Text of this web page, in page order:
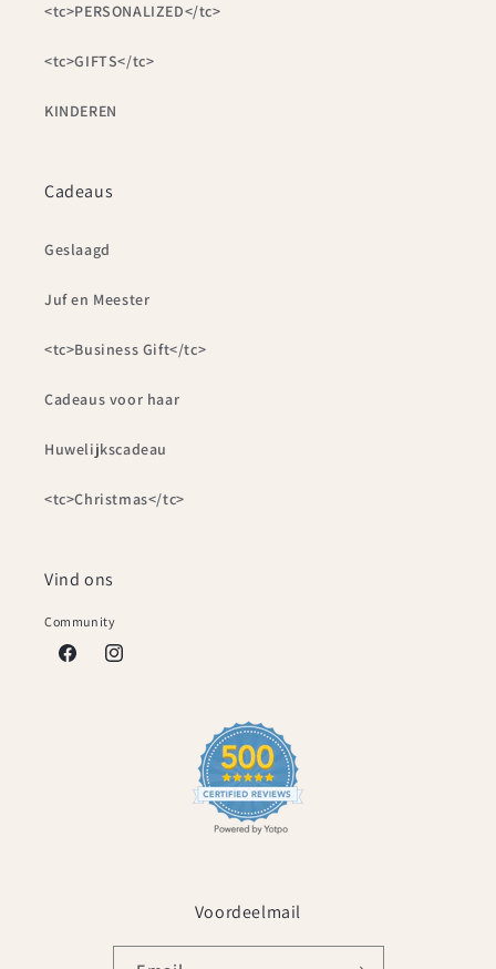
<tc>PERSONALIZED</tc>
<tc>GIFTS</tc>
KINDEREN
Cadeaus
Geslaagd
Juf en Meester
<tc>Business Gift</tc>
Cadeaus voor haar
Huwelijkscadeau
<tc>Christmas</tc>
Vind ons
Community
FacebookInstagram
Voordeelmail